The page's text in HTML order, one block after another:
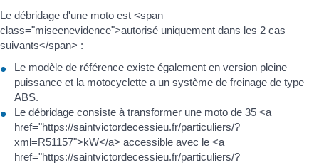
Le débridage d'une moto est <span
class="miseenevidence">autorisé uniquement dans les 2 cas
suivants</span> :
Le modèle de référence existe également en version pleine
puissance et la motocyclette a un système de freinage de type
ABS.
Le débridage consiste à transformer une moto de 35 <a
href="https://saintvictordecessieu.fr/particuliers/?
xml=R51157">kW</a> accessible avec le <a
href="https://saintvictordecessieu.fr/particuliers/?